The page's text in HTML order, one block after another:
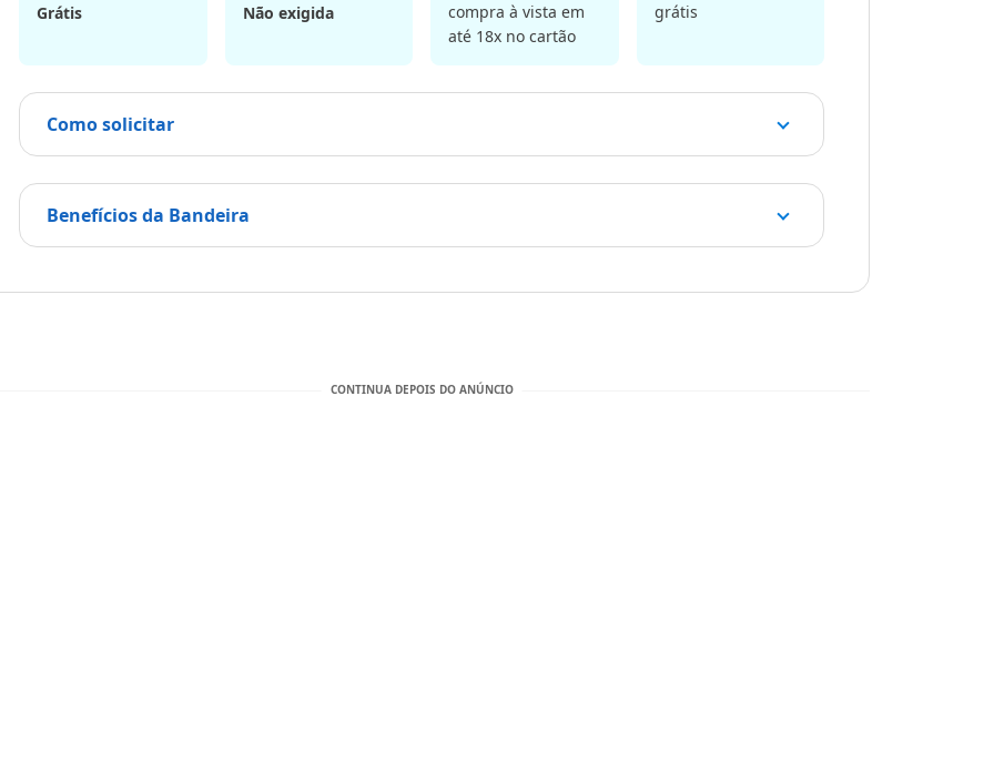
Grátis
Não exigida
compra à vista em
até 18x no cartão
grátis
Como solicitar
Benefícios da Bandeira